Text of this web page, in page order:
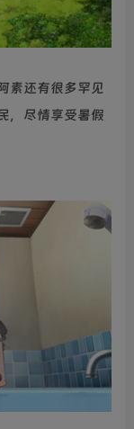
素还有很多罕见
，尽情享受暑假